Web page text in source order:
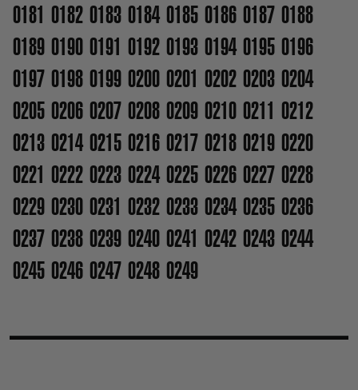
0181 0182 0183 0184 0185 0186 0187 0188
0189 0190 0191 0192 0193 0194 0195 0196
0197 0198 0199 0200 0201 0202 0203 0204
0205 0206 0207 0208 0209 0210 0211 0212
0213 0214 0215 0216 0217 0218 0219 0220
0221 0222 0223 0224 0225 0226 0227 0228
0229 0230 0231 0232 0233 0234 0235 0236
0237 0238 0239 0240 0241 0242 0243 0244
0245 0246 0247 0248 0249